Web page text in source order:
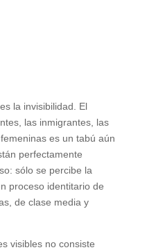
la invisibilidad. El
las inmigrantes, las
es un tabú aún
perfectamente
sólo se percibe la
proceso identitario de
de clase media y
visibles no consiste